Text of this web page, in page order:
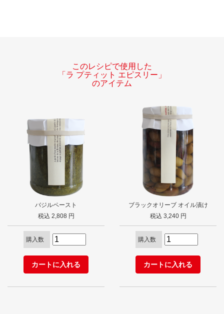
このレシピで使用した
「ラ プティット エピスリー」
のアイテム
バジルペースト
税込 2,808 円
購入数
ブラックオリーブ オイル漬け
税込 3,240 円
購入数